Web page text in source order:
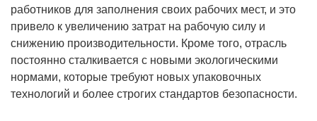
работников для заполнения своих рабочих мест, и это
привело к увеличению затрат на рабочую силу и
снижению производительности. Кроме того, отрасль
постоянно сталкивается с новыми экологическими
нормами, которые требуют новых упаковочных
технологий и более строгих стандартов безопасности.